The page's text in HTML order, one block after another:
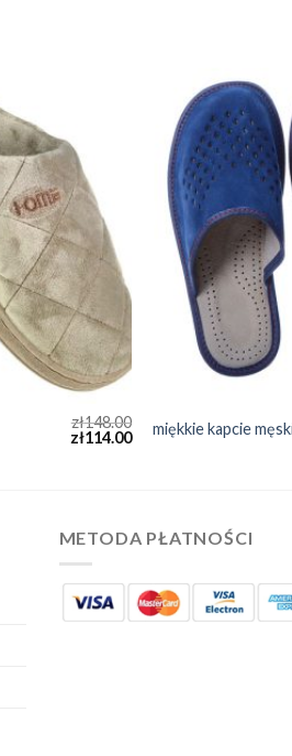
zł148.00
zł114.00 miękkie kapcie
METODA PŁATNOŚCI